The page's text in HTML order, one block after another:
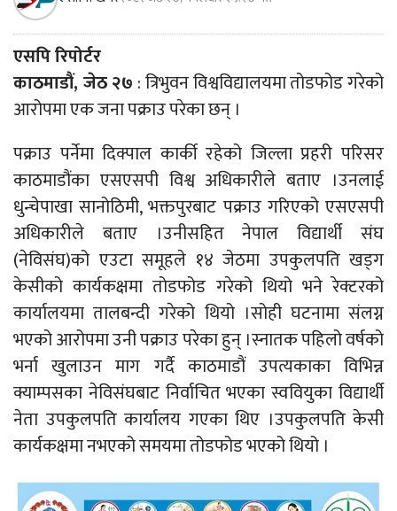
एसपि रिपोर्टर
काठमाडौं, जेठ २७ : त्रिभुवन विश्वविद्यालयमा तोडफोड गरेको
आरोपमा एक जना पक्राउ परेका छन् ।
पक्राउ पर्नेमा दिक्पाल कार्की रहेको जिल्ला प्रहरी परिसर
काठमाडौंका एसएसपी विश्व अधिकारीले बताए ।उनलाई
धुन्चेपाखा सानोठिमी, भक्तपुरबाट पक्राउ गरिएको एसएसपी
अधिकारीले बताए ।उनीसहित नेपाल विद्यार्थी संघ
(नेविसंघ)को एउटा समूहले १४ जेठमा उपकुलपति खड्ग
केसीको कार्यकक्षमा तोडफोड गरेको थियो भने रेक्टरको
कार्यालयमा तालबन्दी गरेको थियो ।सोही घटनामा संलग्न
भएको आरोपमा उनी पक्राउ परेका हुन् ।स्नातक पहिलो वर्षको
भर्ना खुलाउन माग गर्दै काठमाडौं उपत्यकाका विभिन्न
क्याम्पसका नेविसंघबाट निर्वाचित भएका स्ववियुका विद्यार्थी
नेता उपकुलपति कार्यालय गएका थिए ।उपकुलपति केसी
कार्यकक्षमा नभएको समयमा तोडफोड भएको थियो ।